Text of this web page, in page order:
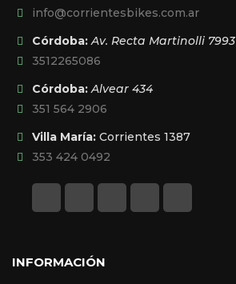
info@corrientesbikes.com.ar
Córdoba:Av. Recta Martinolli 7993
3512265086
Córdoba:Alvear 434
351 564 2906
Villa María: Corrientes 1387
353 424 0492
INFORMACIÓN